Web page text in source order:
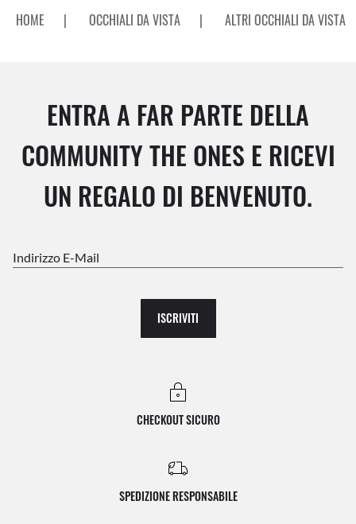
HOME | OCCHIALI DA VISTA | ALTRI OCCHIALI DA VISTA
ENTRA A FAR PARTE DELLA
COMMUNITY THE ONES E RICEVI
UN REGALO DI BENVENUTO.
Indirizzo E-Mail
ISCRIVITI
CHECKOUT SICURO
SPEDIZIONE RESPONSABILE